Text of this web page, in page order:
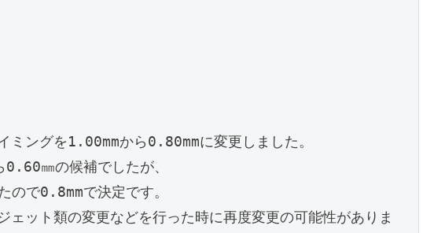
ミングを1.00mmから0.80mmに変更しました。
㎜の候補でしたが、
ので0.8mmで決定です。
ェット類の変更などを行った時に再度変更の可能性がありま